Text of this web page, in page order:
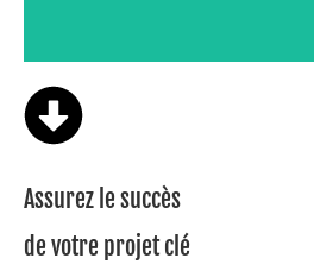
Assurez le succès
de votre projet clé